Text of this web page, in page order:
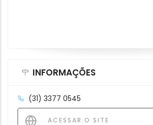
INFORMAÇÕES
(31) 3377 0545
ACESSAR O SITE